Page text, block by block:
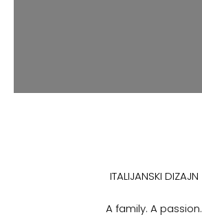
ITALIJANSKI DIZAJN
A family. A passion.